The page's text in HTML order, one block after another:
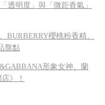
透明度」與「微距香氣」
櫻桃粉香精、
盤點
形象女神、蘭
》！